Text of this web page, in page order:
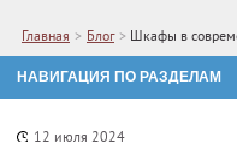
Главная > Блог > Шкафы в
12 июля 2024
НАВИГАЦИЯ ПО РАЗДЕЛАМ